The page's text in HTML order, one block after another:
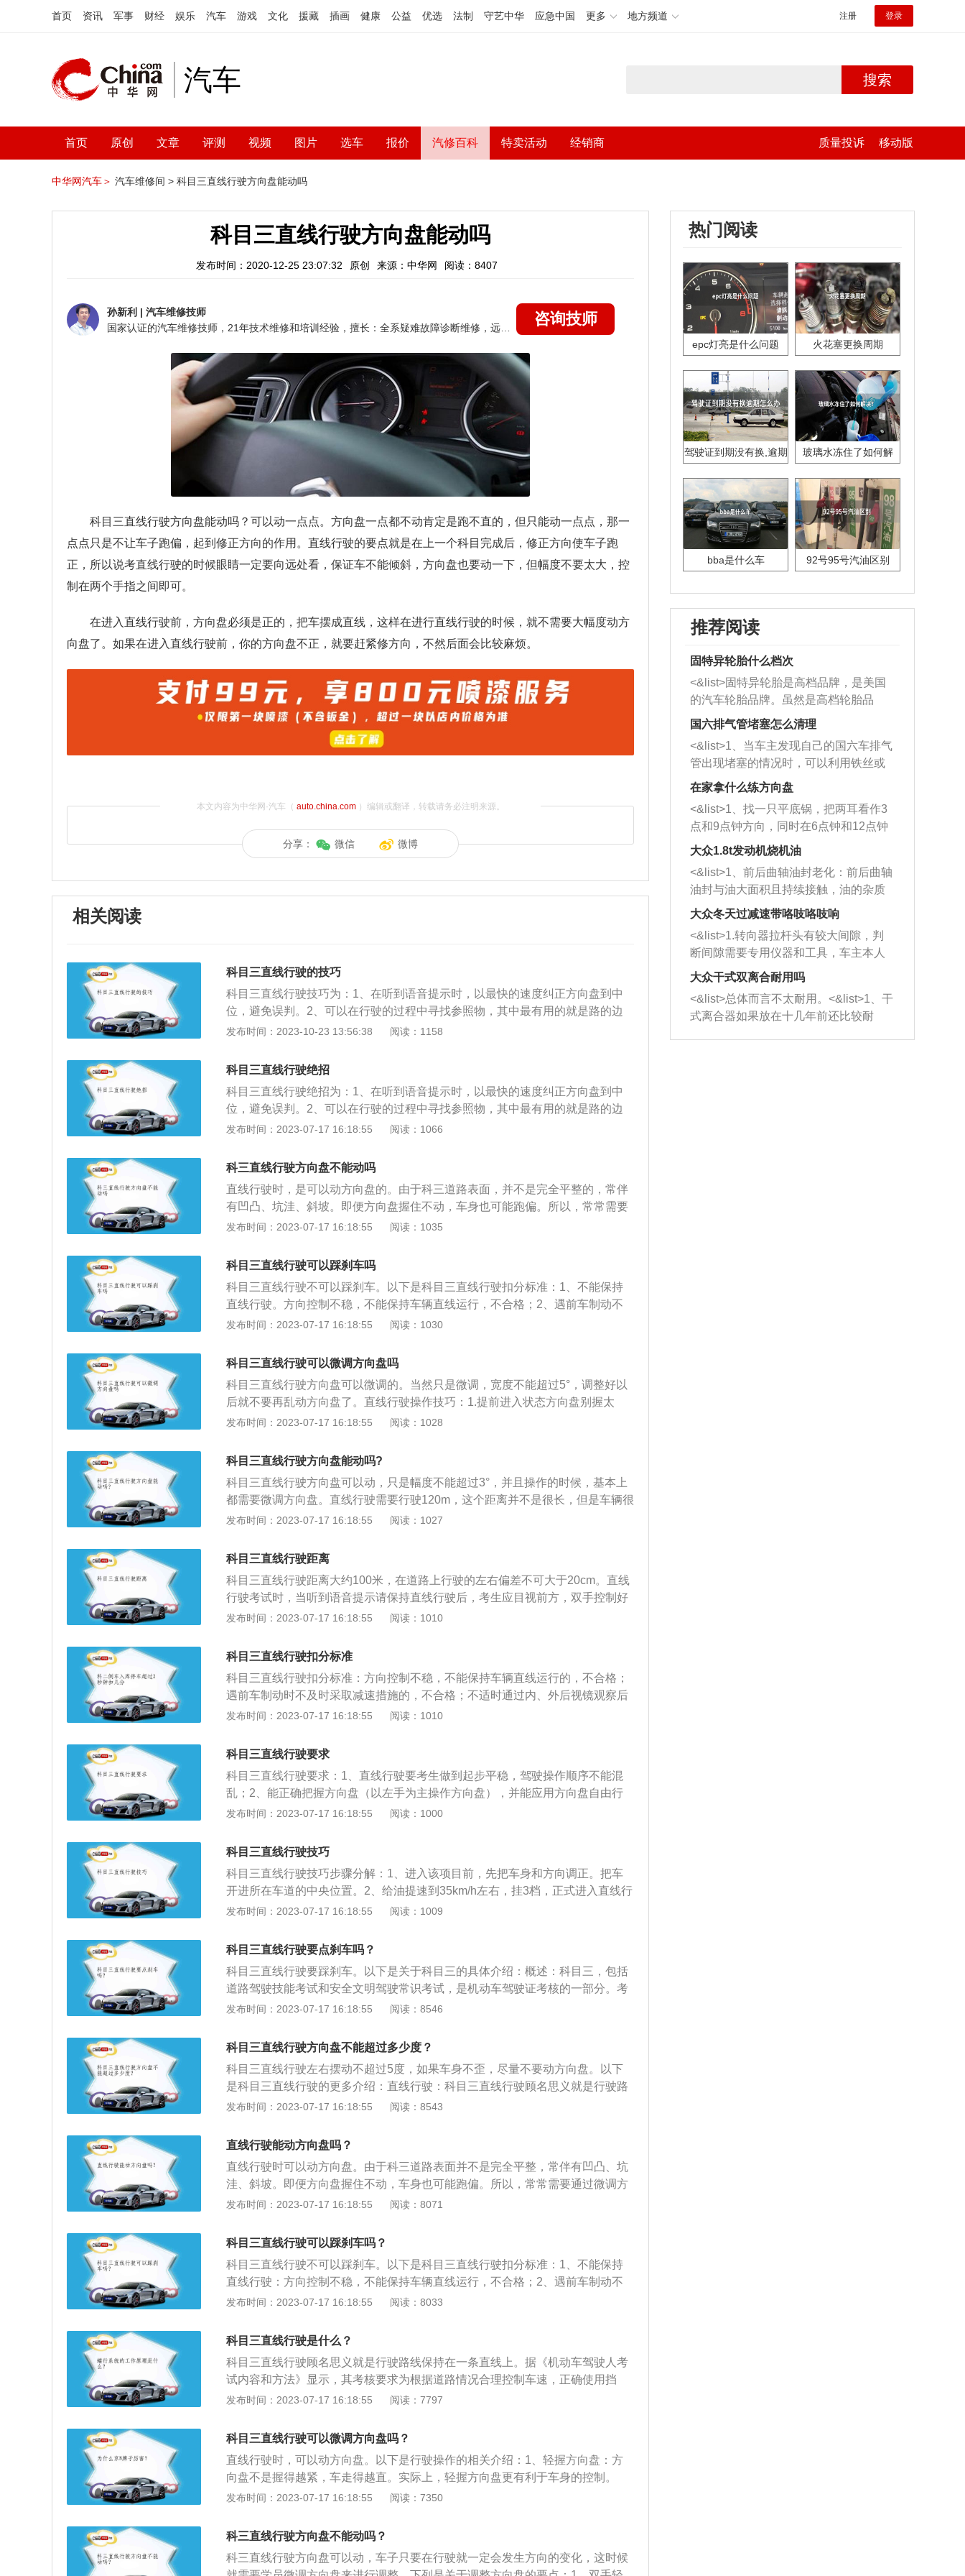
首页 资讯 军事 财经 娱乐 汽车 游戏 文化 援藏 插画 健康 公益 优选 法制 守艺中华 应急中国 更多 地方频道 注册 登录
汽车 搜索
首页 原创 文章 评测 视频 图片 选车 报价 汽修百科 特卖活动 经销商 质量投诉 移动版
中华网汽车＞ 汽车维修间 > 科目三直线行驶方向盘能动吗
科目三直线行驶方向盘能动吗
发布时间：2020-12-25 23:07:32 原创 来源：中华网 阅读：8407
孙新利 | 汽车维修技师
咨询技师
科目三直线行驶方向盘能动吗？ 可以动一点点。方向盘一点都不动肯定是跑不直的，但只能动一点点，那一
点点只是不让车子跑偏，起到修正方向的作用。直线行驶的要点就是在上一个科目完成后，修正方向使车子跑
正，所以说考直线行驶的时候眼睛一定要向远处看，保证车不能倾斜，方向盘也要动一下，但幅度不要太大，控
制在两个手指之间即可。
在进入直线行驶前，方向盘必须是正的，把车摆成直线，这样在进行直线行驶的时候，就不需要大幅度动方
向盘了。如果在进入直线行驶前，你的方向盘不正，就要赶紧修方向，不然后面会比较麻烦。
本文内容为中华网·汽车（ auto.china.com）编辑或翻译，转载请务必注明来源。
分享： 微信 微博
相关阅读
科目三直线行驶的技巧
科目三直线行驶技巧为：1、在听到语音提示时，以最快的速度纠正方向盘到中
位，避免误判。2、可以在行驶的过程中寻找参照物，其中最有用的就是路的边
线，让车子与路边线一致保持一定的距离能很好避免压线问题和偏移问题。3、
低速时方向反而不容易掌握。5、方向盘的握法应采用三九点式，避免单手操
作。直线行驶顾名思义就是驾驶机动车走直线，这就要求我们在做直线行驶的时
候方向盘不要乱动。在进行科目三直线行驶的考试时，驾驶机动车的速度保持在
二挡位，这个速度刚刚好不会太快也不会太慢。
发布时间：2023-10-23 13:56:38 阅读：1158
科目三直线行驶绝招
科目三直线行驶绝招为：1、在听到语音提示时，以最快的速度纠正方向盘到中
位，避免误判。2、可以在行驶的过程中寻找参照物，其中最有用的就是路的边
线，让车子与路边线一致保持一定的距离能很好避免压线问题和偏移问题。3、
低速时方向反而不容易掌握。5、方向盘的握法应采用三九点式，避免单手操
作。直线行驶顾名思义就是驾驶机动车走直线，这就要求我们在做直线行驶的时
候方向盘不要乱动。在进行科目三直线行驶的考试时，驾驶机动车的速度保持在
二挡位，这个速度刚刚好不会太快也不会太慢。
发布时间：2023-07-17 16:18:55 阅读：1066
科三直线行驶方向盘不能动吗
直线行驶时，是可以动方向盘的。由于科三道路表面，并不是完全平整的，常伴
有凹凸、坑洼、斜坡。即便方向盘握住不动，车身也可能跑偏。所以，常常需要
通过微调方向盘摆正车身。直线行驶操作要领；一、关于方向盘1、轻握方向盘
制。2、微调方向盘当发现车辆偏离，需要调整的时候。方向盘左右小幅微调即
可，记得有打有回。若方向盘打得幅度过大，车身很容易跑偏。二、关于视线直
线行驶时，目光该看远处还是近处?较为常用的方法是∶1、目光看向车道最远处直
线行驶中，把目光放远，更容易开直，也更容易判断出车身是否跑偏了，利于学
员及时修正。2、利用余光观察车辆附近参照物要判断车身走得直不直，学员还
发布时间：2023-07-17 16:18:55 阅读：1035
科目三直线行驶可以踩刹车吗
科目三直线行驶不可以踩刹车。以下是科目三直线行驶扣分标准：1、不能保持
直线行驶。方向控制不稳，不能保持车辆直线运行，不合格；2、遇前车制动不
采取措施。遇前车制动时不及时采取减速措施，不合格；3、没有观察交通情
未及时发现路面障碍物或发现路面障碍物未及时采取减速措施，扣10分。
发布时间：2023-07-17 16:18:55 阅读：1030
科目三直线行驶可以微调方向盘吗
科目三直线行驶方向盘可以微调的。当然只是微调，宽度不能超过5°，调整好以
后就不要再乱动方向盘了。直线行驶操作技巧：1.提前进入状态方向盘别握太
紧，因为紧张或注意力集中在了手上，双手就会不自觉地紧握住方向盘，这样很
会观察，把视线放远、放平直，不可以只看车头附近的区域。3.注意参照物的选
取，当行驶速度较快时，是不容易判断车辆走的直不直。如果没有适当的参照，
容易跑偏压线。4.方向盘学会适度微调，方向盘的修正坚持：早调、轻调、微
调，把握“及时回正，少转少回”的原则。5.操作时注意稳住心态，直线行驶走不
直，还有一个原因是太紧张。稳住心态，太刻意反而开不直。
发布时间：2023-07-17 16:18:55 阅读：1028
科目三直线行驶方向盘能动吗?
科目三直线行驶方向盘可以动，只是幅度不能超过3°，并且操作的时候，基本上
都需要微调方向盘。直线行驶需要行驶120m，这个距离并不是很长，但是车辆很
容易压线挂科，当系统发出指令的时候，学员就正式开始操作直线行驶，这个时
压线挂科了。其实只要学员注意细节，直线行驶就能很简单通过。科目三直线行
驶项目，操作时学员的视野一定要放到最远处，然后用眼睛的余光观察两边的参
照物，这样就能轻易察觉到车辆是否跑偏，如果车辆没有跑偏，那么就不需要调
节方向盘，出现跑偏的情况，学员就需要微调方向盘修正。操作直线行驶项目，
基本上都需要微调方向盘，因为操作前车辆多数的歪的，只有学员微调方向盘修
发布时间：2023-07-17 16:18:55 阅读：1027
科目三直线行驶距离
科目三直线行驶距离大约100米，在道路上行驶的左右偏差不可大于20cm。直线
行驶考试时，当听到语音提示请保持直线行驶后，考生应目视前方，双手控制好
方向盘，保持车辆直线行驶。科三保持直线行驶的方法：1、选择固定的参考
线，当发现偏离时，及时调整。2、控制适宜的车速：根据当地的要求车速进行
匀速行驶，尽量不要出现大幅度的加速或减速。3、方向盘的调整：记住一定是
微调，直线行驶路段对打方向盘的角度很更大的敏感度。4、手脚需要放松：胳
膊要放松，灵活控制方向盘，腿部要自然，使车辆维持匀速状态。5、档位要熟
悉：应该熟记教练教导的什么速度该换什么档位，日常练车中就应该有意识的形
放松，手脚就会灵活，大脑清醒就能发挥出更好的水平。
发布时间：2023-07-17 16:18:55 阅读：1010
科目三直线行驶扣分标准
科目三直线行驶扣分标准：方向控制不稳，不能保持车辆直线运行的，不合格；
遇前车制动时不及时采取减速措施的，不合格；不适时通过内、外后视镜观察后
方交通情况的，扣10分；未及时发现路面障碍物或发现路面障碍物未及时采取减
上。据《机动车驾驶人考试内容和方法》显示，其考核要求为根据道路情况合理
控制车速，正确使用挡位，保持直线行驶，跟车距离适当，行驶过程中适时观察
内、外后视镜，视线不得离开行驶方向超过2s。
发布时间：2023-07-17 16:18:55 阅读：1010
科目三直线行驶要求
科目三直线行驶要求：1、直线行驶要考生做到起步平稳，驾驶操作顺序不能混
乱；2、能正确把握方向盘（以左手为主操作方向盘），并能应用方向盘自由行
程修正行驶方向；3、能掌握变速换档的时机和方法，善于在各种不同的车速下
时尽量保持3档，稍压点刹车转弯，否则减档转弯后马上直线行驶又要加档会手
忙脚乱1而顺不正车身；5、转弯后观察车身是否与中心线平行，这时有个调整的
机会，即吋调正、方向回平。当语音提示：直线行驶考试时，考生应稳定控制车
辆，方向保持直线行驶。方向有任何大幅摆动，都会评判为方向控制不稳，不能
保持车辆直线运动状态，不合格。考生听到直线行驶考试口令后，应提前选定驶
在直线行驶路中，整个150米的直线行驶路段，要以5公里/小时以上速度保持直线
行驶。
发布时间：2023-07-17 16:18:55 阅读：1000
科目三直线行驶技巧
科目三直线行驶技巧步骤分解：1、进入该项目前，先把车身和方向调正。把车
开进所在车道的中央位置。2、给油提速到35km/h左右，挂3档，正式进入直线行
驶项目。这里需要注意的是，很多失败学员都反映：直线行驶时如果车速慢，车
直线行驶过程中：①老系统是只判定是否动方向，新考试系统是系统定位车身是
否跑直线，因此考试时是可以微调方向以保证车跑的是直线的。②中途遇到障碍
是可以停车的，这时候最好不要动方向盘。4、确保跑直线的几个小技巧①眼睛
平直看向前方，不能低头看档；②每隔一段时间就要观察左右后视镜，注意两边
情况；③两只手分工明确，左手主握方形盘+右手负责挂档；④一定要和前车保
可熄火)；5、听到结束直线行驶时，不能立即松油减速，根据下一个项目语音提
示来判断操作。以小型汽车为例，依据《机动车驾驶证申领和使用规定》（公安
部令第162号）第三十四条，科目三道路驾驶技能考试内容包括：上车准备、起
弯、路口右转弯、通过人行横道线、通过学校区域、通过公共汽车站、会车、超
100分，成绩分别达到90分的为合格。
发布时间：2023-07-17 16:18:55 阅读：1009
科目三直线行驶要点刹车吗？
科目三直线行驶要踩刹车。以下是关于科目三的具体介绍：概述：科目三，包括
道路驾驶技能考试和安全文明驾驶常识考试，是机动车驾驶证考核的一部分。考
试内容：科目三的道路驾驶技能考试内容包括上车准备、灯光模拟考试、起步、
路口右转弯、通过人行横道线、通过学校区域、通过公共汽车站、会车、超车、
掉头、夜间行驶。
发布时间：2023-07-17 16:18:55 阅读：8546
科目三直线行驶方向盘不能超过多少度？
科目三直线行驶左右摆动不超过5度，如果车身不歪，尽量不要动方向盘。以下
是科目三直线行驶的更多介绍：直线行驶：科目三直线行驶顾名思义就是行驶路
线保持在一条直线上。据《机动车驾驶人考试内容和方法》显示，其考核要求为
驶过程中适时观察内、外后视镜，视线不得离开行驶方向超过2s。科目三直线行
驶扣分标准：方向控制不稳，不能保持车辆直线运行，不合格。遇前车制动时不
及时采取减速措施，不合格。不适时通过内、外后视镜观察后方交通情况，扣10
分。未及时发现路面障碍物或发现路面障碍物未及时采取减速措施，扣10分。
发布时间：2023-07-17 16:18:55 阅读：8543
直线行驶能动方向盘吗？
直线行驶时可以动方向盘。由于科三道路表面并不是完全平整，常伴有凹凸、坑
洼、斜坡。即便方向盘握住不动，车身也可能跑偏。所以，常常需要通过微调方
向盘正车身。直线行驶的注意事项：轻握方向盘，并不是方向盘握得越紧，车就
偏离，需要调整的时候。方向盘左右小幅微调即可，记得有打有回。目光看向车
道最远，直线行驶中，把目光放远，更容易开直，也更容易判断出车身是否跑
偏，利于学员及时修正。利用余光观察车辆附近参照物：要判断车身走得直不
直，学员还可以通过余光，观察车身某处与车道线、栅栏等参照物的距离是否有
变化。
发布时间：2023-07-17 16:18:55 阅读：8071
科目三直线行驶可以踩刹车吗？
科目三直线行驶不可以踩刹车。以下是科目三直线行驶扣分标准：1、不能保持
直线行驶：方向控制不稳，不能保持车辆直线运行，不合格；2、遇前车制动不
采取措施：遇前车制动时不及时采取减速措施，不合格；3、没有观察交通情
未及时发现路面障碍物或发现路面障碍物未及时采取减速措施，扣10分。
发布时间：2023-07-17 16:18:55 阅读：8033
科目三直线行驶是什么？
科目三直线行驶顾名思义就是行驶路线保持在一条直线上。据《机动车驾驶人考
试内容和方法》显示，其考核要求为根据道路情况合理控制车速，正确使用挡
位，保持直线行驶，跟车距离适当，行驶过程中适时观察内、外后视镜，视线不
能保持车辆直线运行，不合格。2、遇前车制动时不及时采取减速措施：不合
格。3、不适时通过内、外后视镜观察后方交通情况，扣10分。4、未及时发现路
面障碍物：或者发现路面障碍物未及时采取减速措施，扣10分。
发布时间：2023-07-17 16:18:55 阅读：7797
科目三直线行驶可以微调方向盘吗？
直线行驶时，可以动方向盘。以下是行驶操作的相关介绍：1、轻握方向盘：方
向盘不是握得越紧，车走得越直。实际上，轻握方向盘更有利于车身的控制。
2、微调方向盘：当发现车辆偏离，需要调整的时候。方向盘左右小幅微调即
道最远处：直线行驶中，把目光放远，更容易开直，也更容易判断出车身是否跑
偏了，利于学员及时修正。4、利用余光观察车辆附近参照物：要判断车身走得
直不直，还可以通过余光，观察车身某处与车道线、栅栏等参照物的距离是否有
发布时间：2023-07-17 16:18:55 阅读：7350
科三直线行驶方向盘不能动吗？
科三直线行驶方向盘可以动，车子只要在行驶就一定会发生方向的变化，这时候
热门阅读
epc灯亮是什么问题 火花塞更换周期
驾驶证到期没有换,逾期
玻璃水冻住了如何解
bba是什么车 92号95号汽油区别
推荐阅读
固特异轮胎什么档次
<&list>固特异轮胎是高档品牌，是美国
的汽车轮胎品牌。虽然是高档轮胎品
牌，但是中高低端的轮胎都有生产，这
也是为了更好的开拓市场。
国六排气管堵塞怎么清理
<&list>1、当车主发现自己的国六车排气
管出现堵塞的情况时，可以利用铁丝或
者是细棍，直接将杂物给取出来，如果
堵塞情况比较严重，也可以采取应急措
施。 <&list>2、直接利用木棍将所有的
杂物推到排气管里面的位置处，然后将
三元催化器拆解开，就可以将堵塞的东
西取出来。但如果是因为积碳过多引起
的堵塞，就需要将三元催化器泡在草酸
洗剂对堵塞的情况得到解决，将清洗剂
放在燃油箱中，与燃油混合后，车辆启
动时，就可以和汽油一起进入到燃烧
室，最后形成废气排出，就可以让三元
催化器得到清洗，排气管堵塞的情况就
能够得到解决。
在家拿什么练方向盘
<&list>1、找一只平底锅，把两耳看作3
点和9点钟方向，同时在6点钟和12点钟
方向做一个标记。 <&list>2、双手握住
一圈半的练习，往右同样也要打相同的
圈数。 <&list>3、最后强调要反复练
习，这样就可以形成肌肉记忆，在真实
驾驶车辆时，不需要记忆也能打好方
向。
大众1.8t发动机烧机油
<&list>1、前后曲轴油封老化：前后曲轴
油封与油大面积且持续接触，油的杂质
和发动机内持续温度变化使其密封效果
逐渐减弱，导致渗油或漏油。<&list>2、
活塞间隙过大：积碳会使活塞环与缸体
的间隙扩大，导致机油流入燃烧室中，
造成烧机油。<&list>3、机油粘度。使用
机油粘度过小的话，同样会有烧机油现
象，机油粘度过小具有很好的流动性，
大众冬天过减速带咯吱咯吱响
<&list>1.转向器拉杆头有较大间隙，判
断间隙需要专用仪器和工具，车主本人
无法制作，需要将车辆送到修理厂或4s
店；<&list>2.车辆半轴套管防尘罩破
裂，破裂后会出现漏油现象，使半轴磨
损严重，磨损的半轴容易损坏，产生异
响；<&list>3.稳定器的转向胶套和球头
大众干式双离合耐用吗
<&list>总体而言不太耐用。<&list>1、干
式离合器如果放在十几年前还比较耐